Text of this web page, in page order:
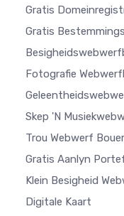
Gratis
Gratis
Fotografie
Skep 'n
Trou Webwerf Bouer
Gratis Aanlyn
Klein Besigheid
Digitale Kaart